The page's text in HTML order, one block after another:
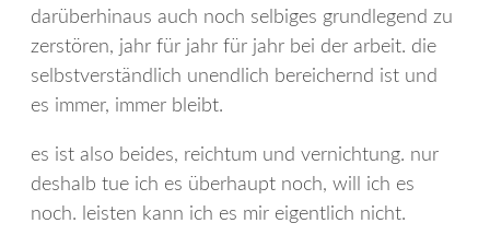
darüberhinaus auch noch selbiges grundlegend zu
zerstören, jahr für jahr für jahr bei der arbeit. die
selbstverständlich unendlich bereichernd ist und
es immer, immer bleibt.
es ist also beides, reichtum und vernichtung. nur
deshalb tue ich es überhaupt noch, will ich es
noch. leisten kann ich es mir eigentlich nicht.